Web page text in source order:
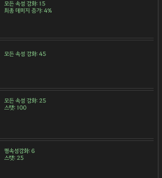
모든 속성 강화: 15
최종 데미지 증가: 4%
모든 속성 강화: 45
모든 속성 강화: 25
스탯: 100
명속성강화: 6
스탯: 25